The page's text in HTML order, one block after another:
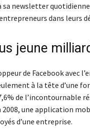
sa newsletter
dans leurs
jeune
de Facebook avec
à la tête d’une
de l’incontournable
2008, une application
d’une entreprise.